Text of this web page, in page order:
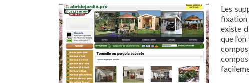
Les
fixation
existe
que